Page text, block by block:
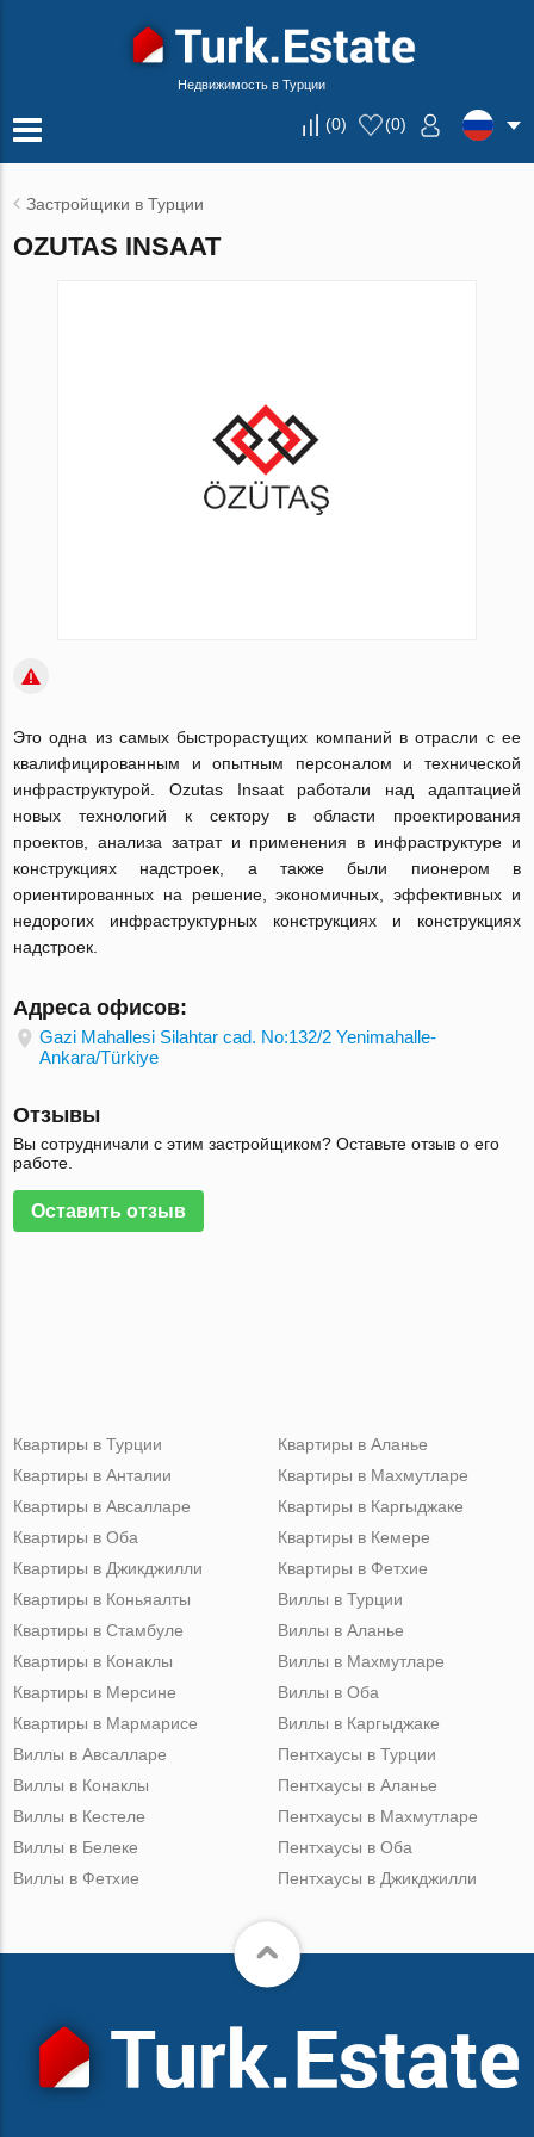
Недвижимость в Турции
(0) (0)
Застройщики в Турции
OZUTAS INSAAT
Это одна из самых быстрорастущих компаний в отрасли с ее
квалифицированным и опытным персоналом и технической
инфраструктурой. Ozutas Insaat работали над адаптацией
новых технологий к сектору в области проектирования
проектов, анализа затрат и применения в инфраструктуре и
конструкциях надстроек, а также были пионером в
ориентированных на решение, экономичных, эффективных и
недорогих инфраструктурных конструкциях и конструкциях
надстроек.
Адреса офисов:
Gazi Mahallesi Silahtar cad. No:132/2 Yenimahalle-
Ankara/Türkiye
Отзывы
Вы сотрудничали с этим застройщиком? Оставьте отзыв о его
работе.
Оставить отзыв
Квартиры в Турции
Квартиры в Анталии
Квартиры в Авсалларе
Квартиры в Оба
Квартиры в Джикджилли
Квартиры в Аланье
Квартиры в Махмутларе
Квартиры в Каргыджаке
Квартиры в Кемере
Квартиры в Фетхие
Квартиры в Коньяалты
Квартиры в Стамбуле
Квартиры в Конаклы
Квартиры в Мерсине
Квартиры в Мармарисе
Виллы в Турции
Виллы в Аланье
Виллы в Махмутларе
Виллы в Оба
Виллы в Каргыджаке
Виллы в Авсалларе
Виллы в Конаклы
Виллы в Кестеле
Виллы в Белеке
Виллы в Фетхие
Пентхаусы в Турции
Пентхаусы в Аланье
Пентхаусы в Махмутларе
Пентхаусы в Оба
Пентхаусы в Джикджилли